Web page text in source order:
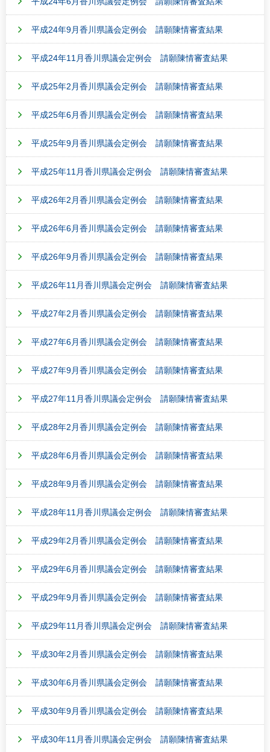
平成24年9月香川県議会定例会 請願陳情審査結果
平成24年11月香川県議会定例会 請願陳情審査結果
平成25年2月香川県議会定例会 請願陳情審査結果
平成25年6月香川県議会定例会 請願陳情審査結果
平成25年9月香川県議会定例会 請願陳情審査結果
平成25年11月香川県議会定例会 請願陳情審査結果
平成26年2月香川県議会定例会 請願陳情審査結果
平成26年6月香川県議会定例会 請願陳情審査結果
平成26年9月香川県議会定例会 請願陳情審査結果
平成26年11月香川県議会定例会 請願陳情審査結果
平成27年2月香川県議会定例会 請願陳情審査結果
平成27年6月香川県議会定例会 請願陳情審査結果
平成27年9月香川県議会定例会 請願陳情審査結果
平成27年11月香川県議会定例会 請願陳情審査結果
平成28年2月香川県議会定例会 請願陳情審査結果
平成28年6月香川県議会定例会 請願陳情審査結果
平成28年9月香川県議会定例会 請願陳情審査結果
平成28年11月香川県議会定例会 請願陳情審査結果
平成29年2月香川県議会定例会 請願陳情審査結果
平成29年6月香川県議会定例会 請願陳情審査結果
平成29年9月香川県議会定例会 請願陳情審査結果
平成29年11月香川県議会定例会 請願陳情審査結果
平成30年2月香川県議会定例会 請願陳情審査結果
平成30年6月香川県議会定例会 請願陳情審査結果
平成30年9月香川県議会定例会 請願陳情審査結果
平成30年11月香川県議会定例会 請願陳情審査結果